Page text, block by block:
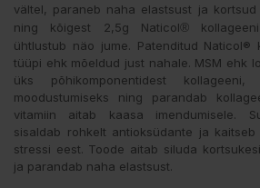
vältel, paraneb naha elastsust ja
ning kõigest 2,5g Naticol®
ühtlustub näo jume. Patenditud Naticol®
tüüpi ehk mõeldud just nahale. MSM ehk
üks põhikomponentidest
moodustumiseks ning parandab
vitamiin aitab kaasa imendumisele.
sisaldab rohkelt antioksüdante ja kaitseb
stressi eest. Toode aitab siluda
ja parandab naha elastsust.